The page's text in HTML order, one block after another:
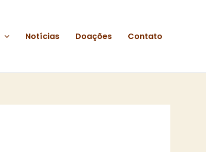
Notícias Doações Contato